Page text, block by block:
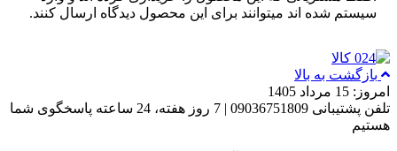
سیستم شده اند میتوانند برای این محصول دیدگاه ارسال کنند.
بازگشت به بالا
امروز: 15 مرداد 1405
تلفن پشتیبانی 09036751809 | 7 روز هفته، 24 ساعته پاسخگوی شما
هستیم